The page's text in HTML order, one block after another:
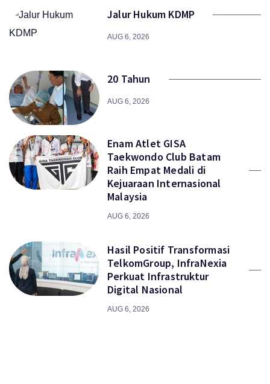
Jalur Hukum KDMP
AUG 6, 2026
20 Tahun
AUG 6, 2026
Enam Atlet GISA
Taekwondo Club Batam
Raih Empat Medali di
Kejuaraan Internasional
Malaysia
AUG 6, 2026
Hasil Positif Transformasi
TelkomGroup, InfraNexia
Perkuat Infrastruktur
Digital Nasional
AUG 6, 2026